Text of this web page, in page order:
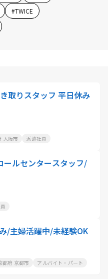
#TWICE
取りスタッフ 平日休み
大阪市 派遣社員
ールセンタースタッフ/
/主婦活躍中/未経験OK
都府 京都市 アルバイト・パート